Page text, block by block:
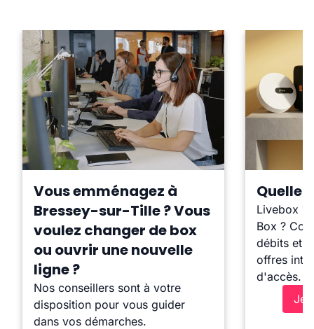
Vous emménagez à
Bressey-sur-Tille ? Vous
voulez changer de box
ou ouvrir une nouvelle
ligne ?
Nos conseillers sont à votre
disposition pour vous guider
dans vos démarches.
Quelle
Livebox ?
Box ?
débits et
offres
d'accès.
Je